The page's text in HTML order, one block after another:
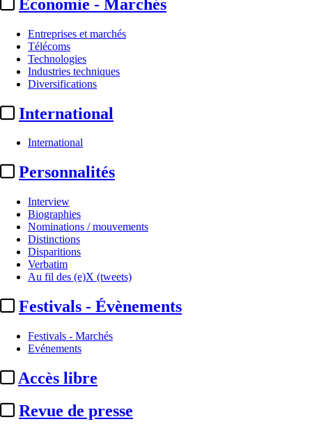
Economie - Marchés
Entreprises et marchés
Télécoms
Technologies
Industries techniques
Diversifications
International
International
Personnalités
Interview
Biographies
Nominations / mouvements
Distinctions
Disparitions
Verbatim
Au fil des (e)X (tweets)
Festivals - Évènements
Festivals - Marchés
Evénements
Accès libre
Revue de presse
PPL Darcos :
cinéma dénonce une
obstruction qui ...